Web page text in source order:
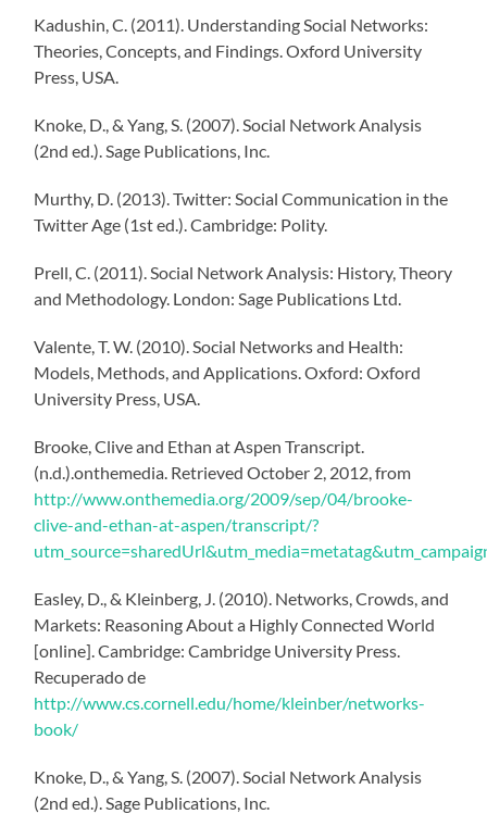
Kadushin, C. (2011). Understanding Social Networks:
Theories, Concepts, and Findings. Oxford University
Press, USA.
Knoke, D., & Yang, S. (2007). Social Network Analysis
(2nd ed.). Sage Publications, Inc.
Murthy, D. (2013). Twitter: Social Communication in the
Twitter Age (1st ed.). Cambridge: Polity.
Prell, C. (2011). Social Network Analysis: History, Theory
and Methodology. London: Sage Publications Ltd.
Valente, T. W. (2010). Social Networks and Health:
Models, Methods, and Applications. Oxford: Oxford
University Press, USA.
Brooke, Clive and Ethan at Aspen Transcript.
(n.d.).onthemedia. Retrieved October 2, 2012, from
http://www.onthemedia.org/2009/sep/04/brooke-
clive-and-ethan-at-aspen/transcript/?
Easley, D., & Kleinberg, J. (2010). Networks, Crowds, and
Markets: Reasoning About a Highly Connected World
[online]. Cambridge: Cambridge University Press.
Recuperado de
http://www.cs.cornell.edu/home/kleinber/networks-
book/
Knoke, D., & Yang, S. (2007). Social Network Analysis
(2nd ed.). Sage Publications, Inc.